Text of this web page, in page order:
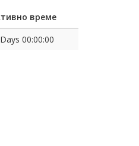
време
00:00:00